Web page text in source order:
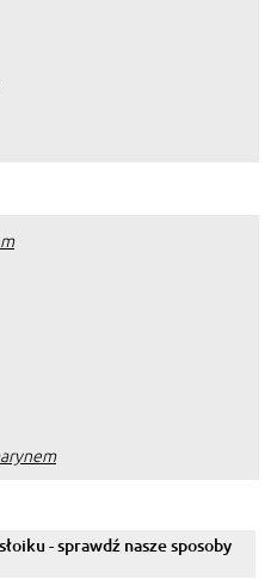
- sprawdź nasze sposoby